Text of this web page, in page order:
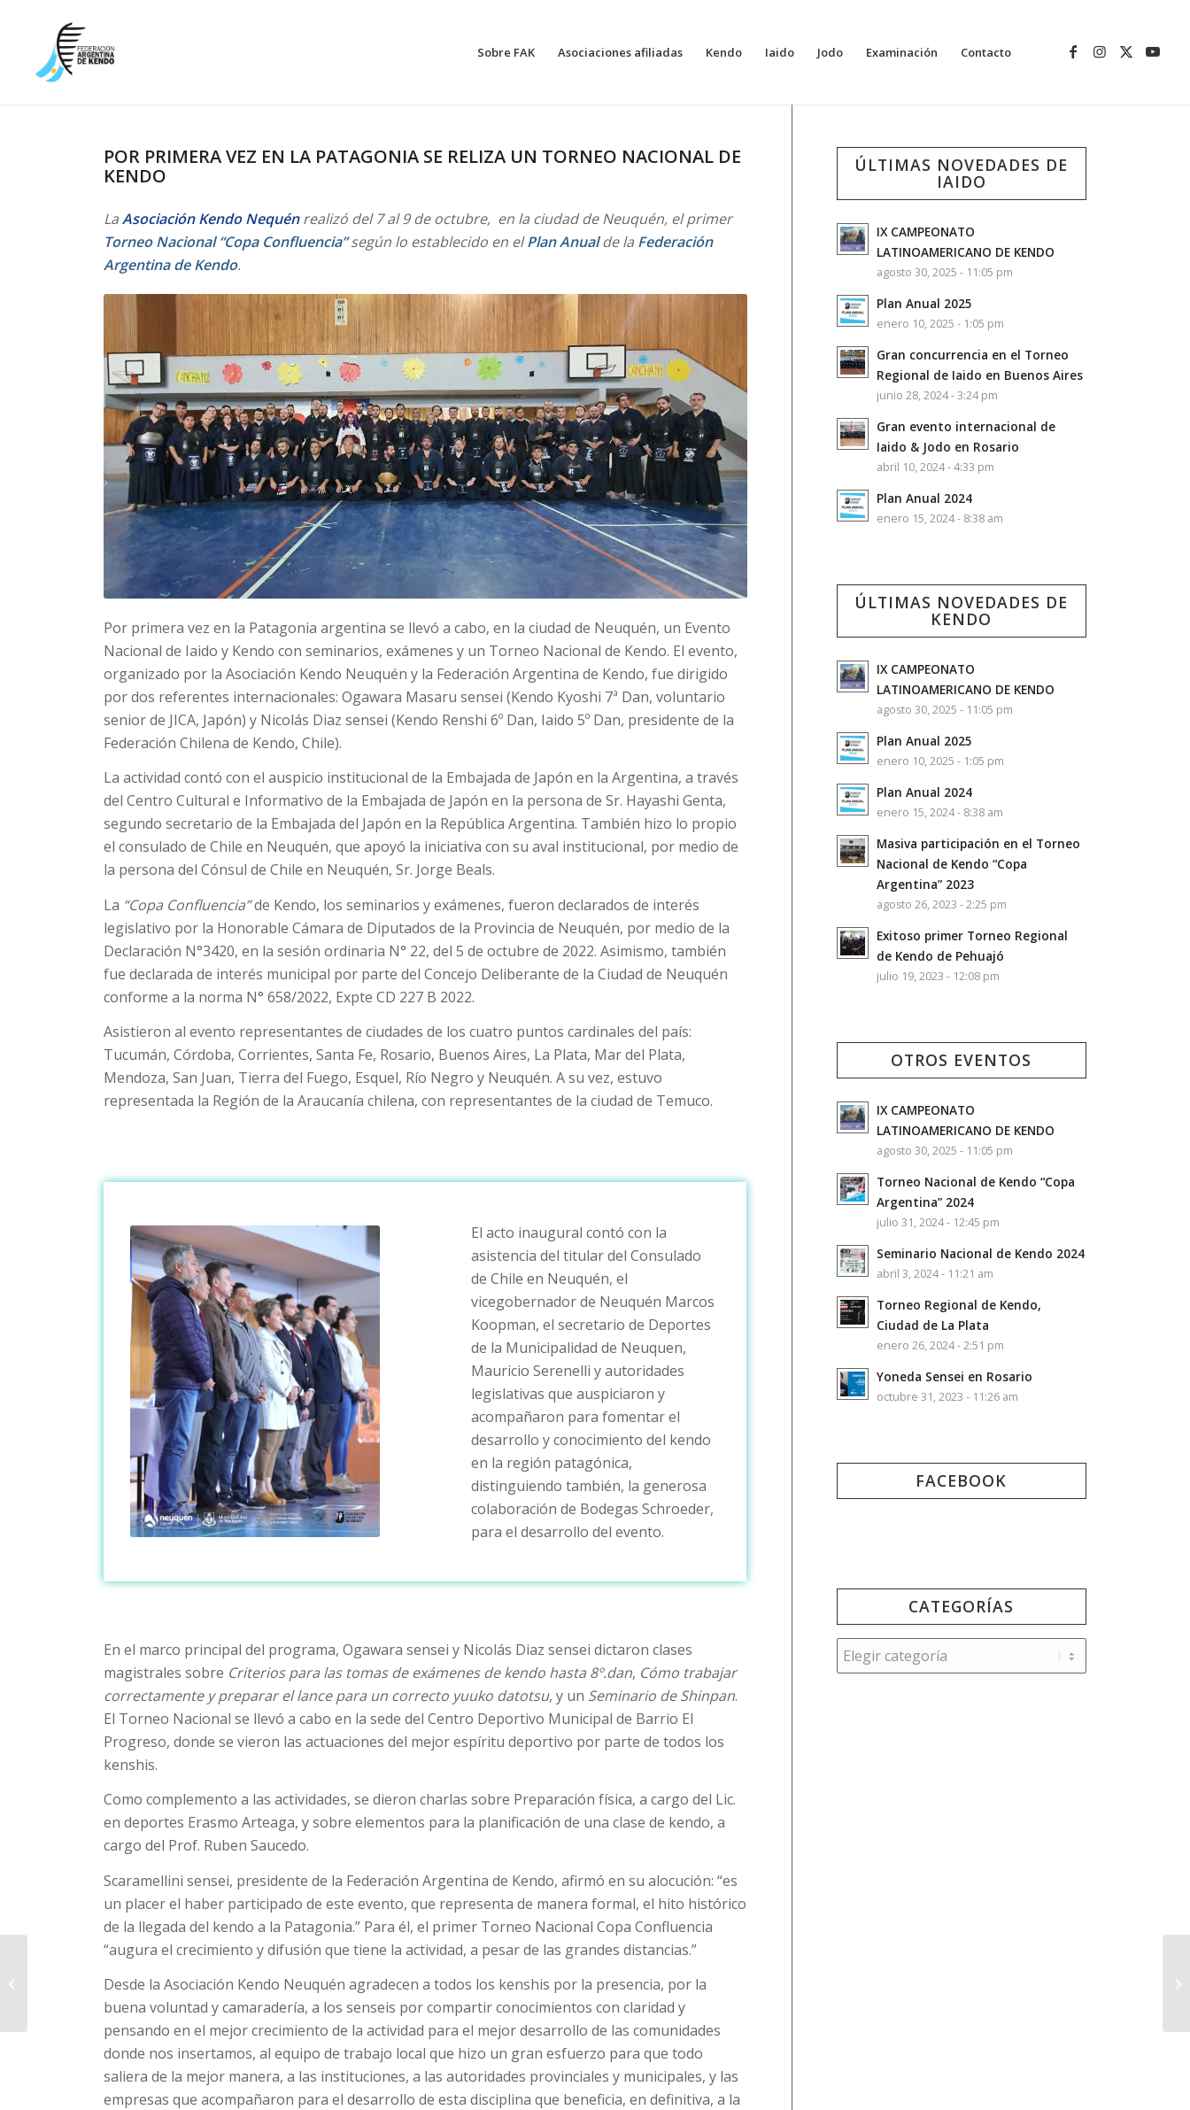
Sobre FAK Asociaciones afiliadas Kendo Iaido Jodo Examinación Contacto
POR PRIMERA VEZ EN LA PATAGONIA SE RELIZA UN TORNEO NACIONAL DE
KENDO
LaAsociación Kendo Nequénrealizó del 7 al 9 de octubre, en la ciudad de Neuquén, el primer
Torneo Nacional “Copa Confluencia”según lo establecido en elPlan Anualde la Federación
Argentina de Kendo.
Por primera vez en la Patagonia argentina se llevó a cabo, en la ciudad de Neuquén, un Evento
Nacional de Iaido y Kendo con seminarios, exámenes y un Torneo Nacional de Kendo. El evento,
organizado por la Asociación Kendo Neuquén y la Federación Argentina de Kendo, fue dirigido
por dos referentes internacionales: Ogawara Masaru sensei (Kendo Kyoshi 7ª Dan, voluntario
senior de JICA, Japón) y Nicolás Diaz sensei (Kendo Renshi 6º Dan, Iaido 5º Dan, presidente de la
Federación Chilena de Kendo, Chile).
La actividad contó con el auspicio institucional de la Embajada de Japón en la Argentina, a través
del Centro Cultural e Informativo de la Embajada de Japón en la persona de Sr. Hayashi Genta,
segundo secretario de la Embajada del Japón en la República Argentina. También hizo lo propio
el consulado de Chile en Neuquén, que apoyó la iniciativa con su aval institucional, por medio de
la persona del Cónsul de Chile en Neuquén, Sr. Jorge Beals.
La “Copa Confluencia”de Kendo, los seminarios y exámenes, fueron declarados de interés
legislativo por la Honorable Cámara de Diputados de la Provincia de Neuquén, por medio de la
Declaración N°3420, en la sesión ordinaria N° 22, del 5 de octubre de 2022. Asimismo, también
fue declarada de interés municipal por parte del Concejo Deliberante de la Ciudad de Neuquén
conforme a la norma N° 658/2022, Expte CD 227 B 2022.
Asistieron al evento representantes de ciudades de los cuatro puntos cardinales del país:
Tucumán, Córdoba, Corrientes, Santa Fe, Rosario, Buenos Aires, La Plata, Mar del Plata,
Mendoza, San Juan, Tierra del Fuego, Esquel, Río Negro y Neuquén. A su vez, estuvo
representada la Región de la Araucanía chilena, con representantes de la ciudad de Temuco.
El acto inaugural contó con la
asistencia del titular del Consulado
de Chile en Neuquén, el
vicegobernador de Neuquén Marcos
Koopman, el secretario de Deportes
de la Municipalidad de Neuquen,
Mauricio Serenelli y autoridades
legislativas que auspiciaron y
acompañaron para fomentar el
desarrollo y conocimiento del kendo
en la región patagónica,
distinguiendo también, la generosa
colaboración de Bodegas Schroeder,
para el desarrollo del evento.
En el marco principal del programa, Ogawara sensei y Nicolás Diaz sensei dictaron clases
magistrales sobre Criterios para las tomas de exámenes de kendo hasta 8º.dan, Cómo trabajar
correctamente y preparar el lance para un correcto yuuko datotsu, y un Seminario de Shinpan.
El Torneo Nacional se llevó a cabo en la sede del Centro Deportivo Municipal de Barrio El
Progreso, donde se vieron las actuaciones del mejor espíritu deportivo por parte de todos los
kenshis.
Como complemento a las actividades, se dieron charlas sobre Preparación física, a cargo del Lic.
en deportes Erasmo Arteaga, y sobre elementos para la planificación de una clase de kendo, a
cargo del Prof. Ruben Saucedo.
Scaramellini sensei, presidente de la Federación Argentina de Kendo, afirmó en su alocución: “es
un placer el haber participado de este evento, que representa de manera formal, el hito histórico
de la llegada del kendo a la Patagonia.” Para él, el primer Torneo Nacional Copa Confluencia
“augura el crecimiento y difusión que tiene la actividad, a pesar de las grandes distancias.”
Desde la Asociación Kendo Neuquén agradecen a todos los kenshis por la presencia, por la
buena voluntad y camaradería, a los senseis por compartir conocimientos con claridad y
pensando en el mejor crecimiento de la actividad para el mejor desarrollo de las comunidades
donde nos insertamos, al equipo de trabajo local que hizo un gran esfuerzo para que todo
saliera de la mejor manera, a las instituciones, a las autoridades provinciales y municipales, y las
empresas que acompañaron para el desarrollo de esta disciplina que beneficia, en definitiva, a la
ÚLTIMAS NOVEDADES DE
IAIDO
IX CAMPEONATO
LATINOAMERICANO DE KENDO
agosto 30, 2025 - 11:05 pm
Plan Anual 2025
enero 10, 2025 - 1:05 pm
Gran concurrencia en el Torneo
Regional de Iaido en Buenos Aires
junio 28, 2024 - 3:24 pm
Gran evento internacional de
Iaido & Jodo en Rosario
abril 10, 2024 - 4:33 pm
Plan Anual 2024
enero 15, 2024 - 8:38 am
ÚLTIMAS NOVEDADES DE
KENDO
IX CAMPEONATO
LATINOAMERICANO DE KENDO
agosto 30, 2025 - 11:05 pm
Plan Anual 2025
enero 10, 2025 - 1:05 pm
Plan Anual 2024
enero 15, 2024 - 8:38 am
Masiva participación en el Torneo
Nacional de Kendo “Copa
Argentina” 2023
agosto 26, 2023 - 2:25 pm
Exitoso primer Torneo Regional
de Kendo de Pehuajó
julio 19, 2023 - 12:08 pm
OTROS EVENTOS
IX CAMPEONATO
LATINOAMERICANO DE KENDO
agosto 30, 2025 - 11:05 pm
Torneo Nacional de Kendo “Copa
Argentina” 2024
julio 31, 2024 - 12:45 pm
Seminario Nacional de Kendo 2024
abril 3, 2024 - 11:21 am
Torneo Regional de Kendo,
Ciudad de La Plata
enero 26, 2024 - 2:51 pm
Yoneda Sensei en Rosario
octubre 31, 2023 - 11:26 am
FACEBOOK
CATEGORÍAS
Categorías
1º “Copa Confluencia”